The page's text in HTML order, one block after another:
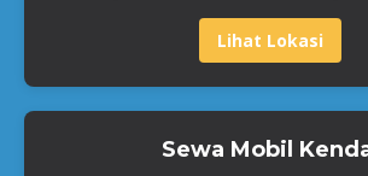
Lihat Lokasi
Sewa Mobil